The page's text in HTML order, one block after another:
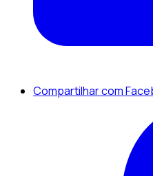
Compartilhar com